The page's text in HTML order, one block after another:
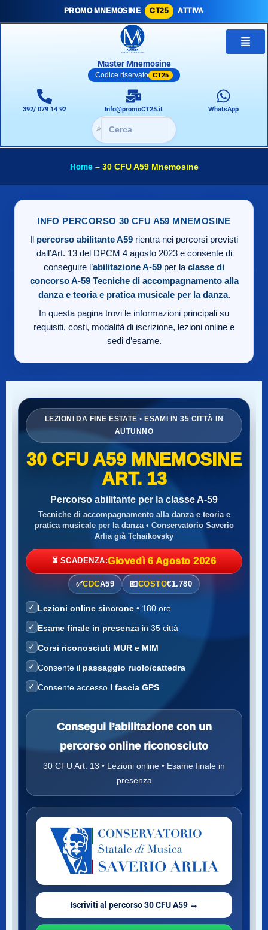
PROMO MNEMOSINE CT25 ATTIVA
Master Mnemosine
Codice riservato CT25
392/ 079 14 92 Info@promoCT25.it WhatsApp
🔎
Home– 30 CFU A59 Mnemosine
INFO PERCORSO 30 CFU A59 MNEMOSINE
percorso abilitante A59 rientra nei percorsi previsti
dall’Art. 13 del DPCM 4 agosto 2023 e consente di
conseguire l’abilitazione A-59 per la classe di
concorso A-59 Tecniche di accompagnamento alla
danza e teoria e pratica musicale per la danza.
In questa pagina trovi le informazioni principali su
requisiti, costi, modalità di iscrizione, lezioni online e
sedi d’esame.
LEZIONI DA FINE ESTATE • ESAMI IN 35 CITTÀ IN
AUTUNNO
30 CFU A59 MNEMOSINE
ART. 13
Percorso abilitante per la classe A-59
Tecniche di accompagnamento alla danza e teoria e
pratica musicale per la danza • Conservatorio Saverio
Arlia già Tchaikovsky
⏳ SCADENZA:Giovedì 6 Agosto 2026
✅CDCA59 💶COSTO€1.780
✓ Lezioni online sincrone • 180 ore
✓ Esame finale in presenza in 35 città
✓ Corsi riconosciuti MUR e MIM
✓ Consente il passaggio ruolo/cattedra
✓ Consente accesso I fascia GPS
Consegui l’abilitazione con un
percorso online riconosciuto
30 CFU Art. 13 • Lezioni online • Esame finale in
presenza
Iscriviti al percorso 30 CFU A59 →